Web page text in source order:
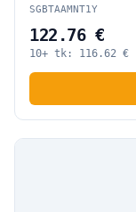
SGBTAAMNT1Y
122.76 €
10+ tk: 116.62 €